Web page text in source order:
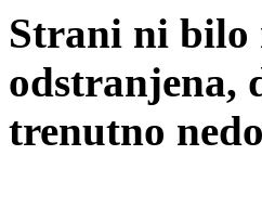
Strani ni bilo
odstranjena,
trenutno